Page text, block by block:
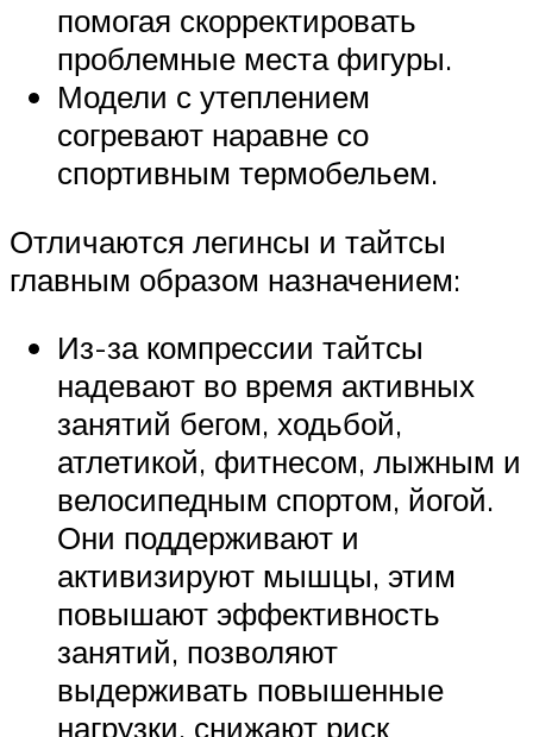
помогая скорректировать
проблемные места фигуры.
Модели с утеплением
согревают наравне со
спортивным термобельем.
Отличаются легинсы и тайтсы
главным образом назначением:
Из-за компрессии тайтсы
надевают во время активных
занятий бегом, ходьбой,
атлетикой, фитнесом, лыжным и
велосипедным спортом, йогой.
Они поддерживают и
активизируют мышцы, этим
повышают эффективность
занятий, позволяют
выдерживать повышенные
нагрузки, снижают риск